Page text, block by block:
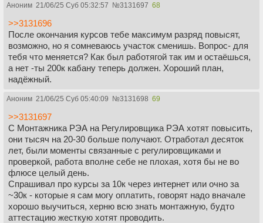
Аноним 21/06/25 Суб 05:32:57 №3131697 68
>>3131696
После окончания курсов тебе максимум разряд повысят,
возможно, но я сомневаюсь участок сменишь. Вопрос- для
тебя что меняется? Как был работягой так им и остаёшься,
а нет -ты 200к кабану теперь должен. Хороший план,
надёжный.
Аноним 21/06/25 Суб 05:40:09 №3131698 69
>>3131697
С Монтажника РЭА на Регулировщика РЭА хотят повысить,
они тысяч на 20-30 больше получают. Отработал десяток
лет, были моменты связанные с регулировщиками и
проверкой, работа вполне себе не плохая, хотя бы не во
флюсе целый день.
Спрашивал про курсы за 10к через интернет или очно за
~30к - которые я сам могу оплатить, говорят надо вначале
хорошо выучиться, херню всю знать монтажную, будто
аттестацию жесткую хотят проводить.